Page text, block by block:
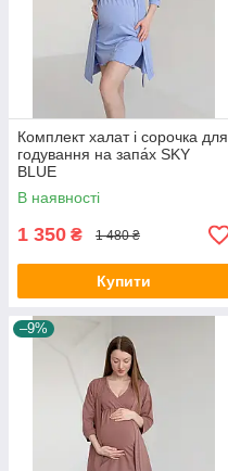
Комплект халат і сорочка для
годування на запа́х SKY
BLUE
В наявності
1 350 ₴ 1 480 ₴
Купити
–9%